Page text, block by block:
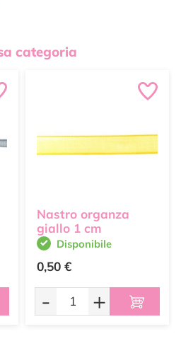
categoria
Nastro organza
giallo 1 cm
Disponibile
0,50 €
- +